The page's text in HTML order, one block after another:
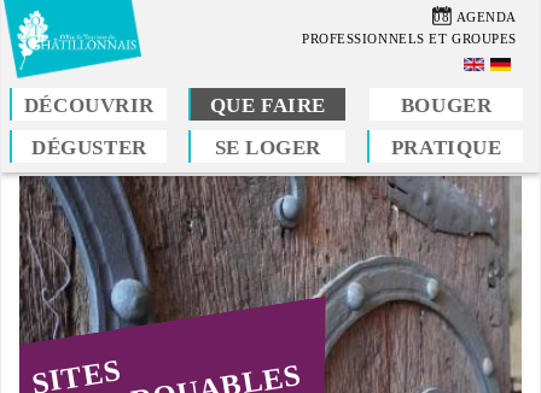
Aller
au
contenu
principal
08 AGENDA
PROFESSIONNELS ET GROUPES
DÉCOUVRIR QUE FAIRE
BOUGER
DÉGUSTER
SE LOGER PRATIQUE
Vous
êtes
ici
SITES